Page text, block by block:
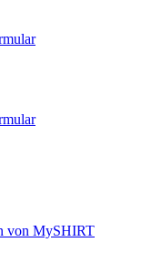
von MySHIRT